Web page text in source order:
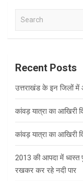
k
a
c
Recent Posts
उत्तराखंड के इन जिलों में
कांवड़ यात्रा का आखिरी
कांवड़ यात्रा का आखिरी
2013 की आपदा में ध्वस्त
रखकर कर रहे नदी पार